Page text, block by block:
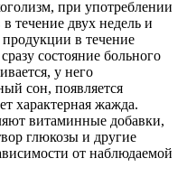
при употреблении
течение двух недель и
в течение
состояние больного
у него
сон, появляется
характерная жажда.
витаминные добавки,
глюкозы и другие
от наблюдаемой